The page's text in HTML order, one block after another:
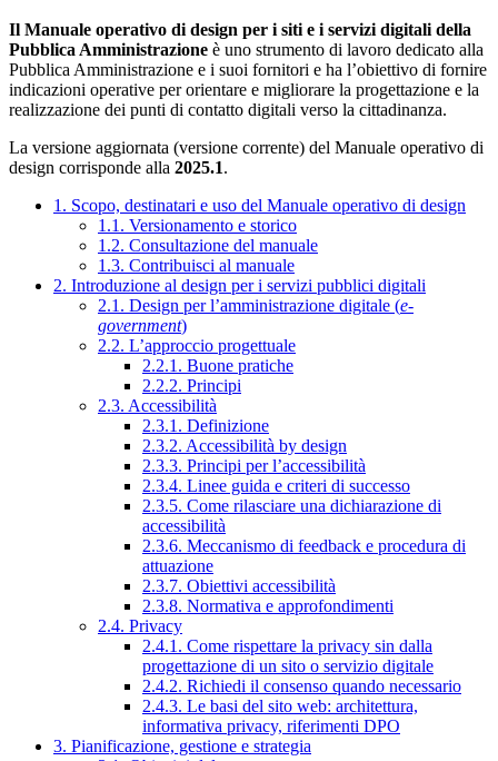
Il Manuale operativo di design per i siti e i servizi digitali della
Pubblica Amministrazione è uno strumento di lavoro dedicato alla
Pubblica Amministrazione e i suoi fornitori e ha l’obiettivo di fornire
indicazioni operative per orientare e migliorare la progettazione e la
realizzazione dei punti di contatto digitali verso la cittadinanza.
La versione aggiornata (versione corrente) del Manuale operativo di
design corrisponde alla 2025.1.
1. Scopo, destinatari e uso del Manuale operativo di design
1.1. Versionamento e storico
1.2. Consultazione del manuale
1.3. Contribuisci al manuale
2. Introduzione al design per i servizi pubblici digitali
2.1. Design per l’amministrazione digitale (e-
government)
2.2. L’approccio progettuale
2.2.1. Buone pratiche
2.2.2. Principi
2.3. Accessibilità
2.3.1. Definizione
2.3.2. Accessibilità by design
2.3.3. Principi per l’accessibilità
2.3.4. Linee guida e criteri di successo
2.3.5. Come rilasciare una dichiarazione di
accessibilità
2.3.6. Meccanismo di feedback e procedura di
attuazione
2.3.7. Obiettivi accessibilità
2.3.8. Normativa e approfondimenti
2.4. Privacy
2.4.1. Come rispettare la privacy sin dalla
progettazione di un sito o servizio digitale
2.4.2. Richiedi il consenso quando necessario
2.4.3. Le basi del sito web: architettura,
informativa privacy, riferimenti DPO
3. Pianificazione, gestione e strategia